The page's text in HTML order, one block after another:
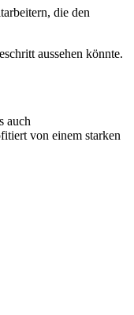
die den
aussehen könnte.
auch
von einem starken